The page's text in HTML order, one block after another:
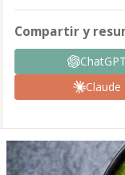
Compartir y
ChatGPT
Claude